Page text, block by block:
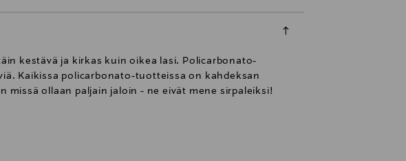
kestävä ja kirkas kuin oikea lasi. Policarbonato-
Kaikissa policarbonato-tuotteissa on kahdeksan
ollaan paljain jaloin - ne eivät mene sirpaleiksi!